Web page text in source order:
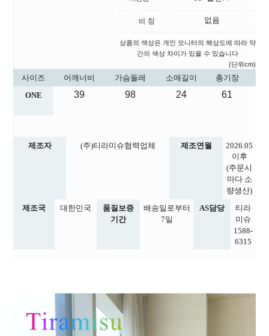
없음
상품의 색상은 개인 모니터의 해상도에 따라 약
간의 색상 차이가 있을 수 있습니다
(단위cm)
사이즈 어깨너비 가슴둘레 소매길이
총기장
ONE
39 98 24 61
제조자 (주)티라미슈협력업체 제조연월
2026.05
이후
(주문시
마다 소
량생산)
제조국
대한민국
품질보증
기간
배송일로부터
7일
AS담당
티라
미슈
1588-
6315